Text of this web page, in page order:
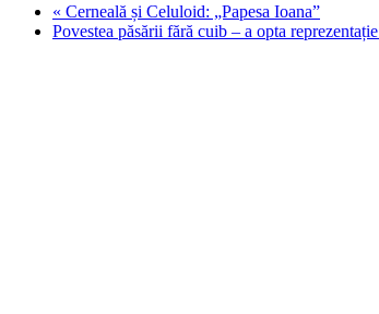
« Cerneală și Celuloid: „Papesa Ioana”
Povestea păsării fără cuib – a opta reprezentație